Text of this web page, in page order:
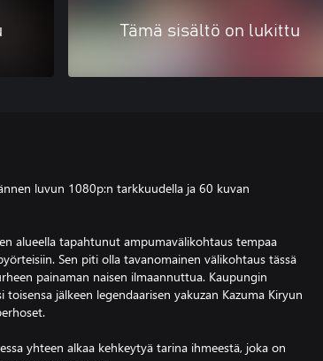
Tämä sisältö on lukittu
luvun 1080p:n tarkkuudella ja 60 kuvan
alueella tapahtunut ampumavälikohtaus tempaa
Sen piti olla tavanomainen välikohtaus tässä
painaman naisen ilmaannuttua. Kaupungin
jälkeen legendaarisen yakuzan Kazuma Kiryun
yhteen alkaa kehkeytyä tarina ihmeestä, joka on